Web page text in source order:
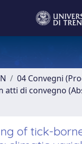
04 Convegni
atti di convegno
of tick-